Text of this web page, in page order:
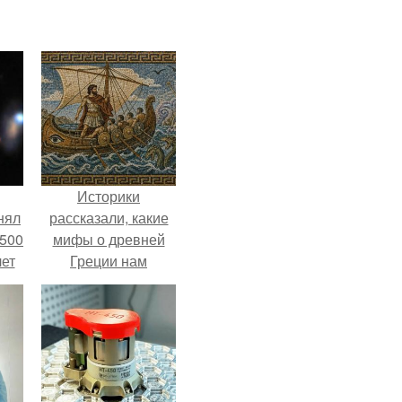
Историки
рассказали, какие
мифы о древней
Греции нам
навязало кино.